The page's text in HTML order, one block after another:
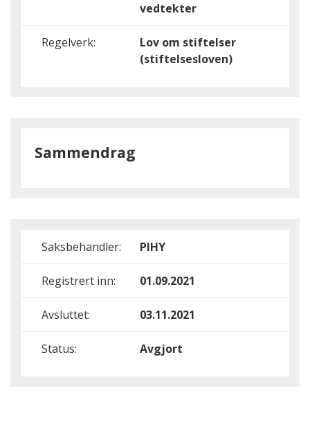
vedtekter
Regelverk:
Lov om stiftelser
(stiftelsesloven)
Sammendrag
Saksbehandler: PIHY
Registrert inn: 01.09.2021
Avsluttet: 03.11.2021
Status: Avgjort